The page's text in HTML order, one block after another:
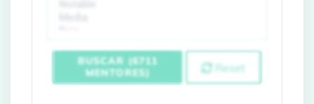
BUSCAR (6711
MENTORES)
Reset